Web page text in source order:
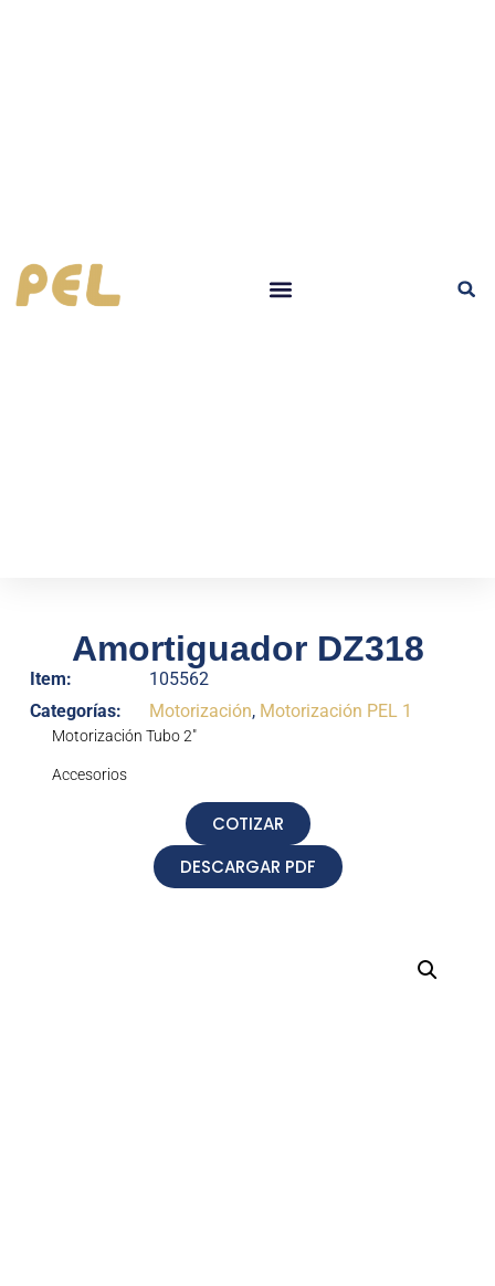
Amortiguador DZ318
Item:
105562
Categorías:
Motorización, Motorización PEL 1
Motorización Tubo 2″
Accesorios
COTIZAR
DESCARGAR PDF